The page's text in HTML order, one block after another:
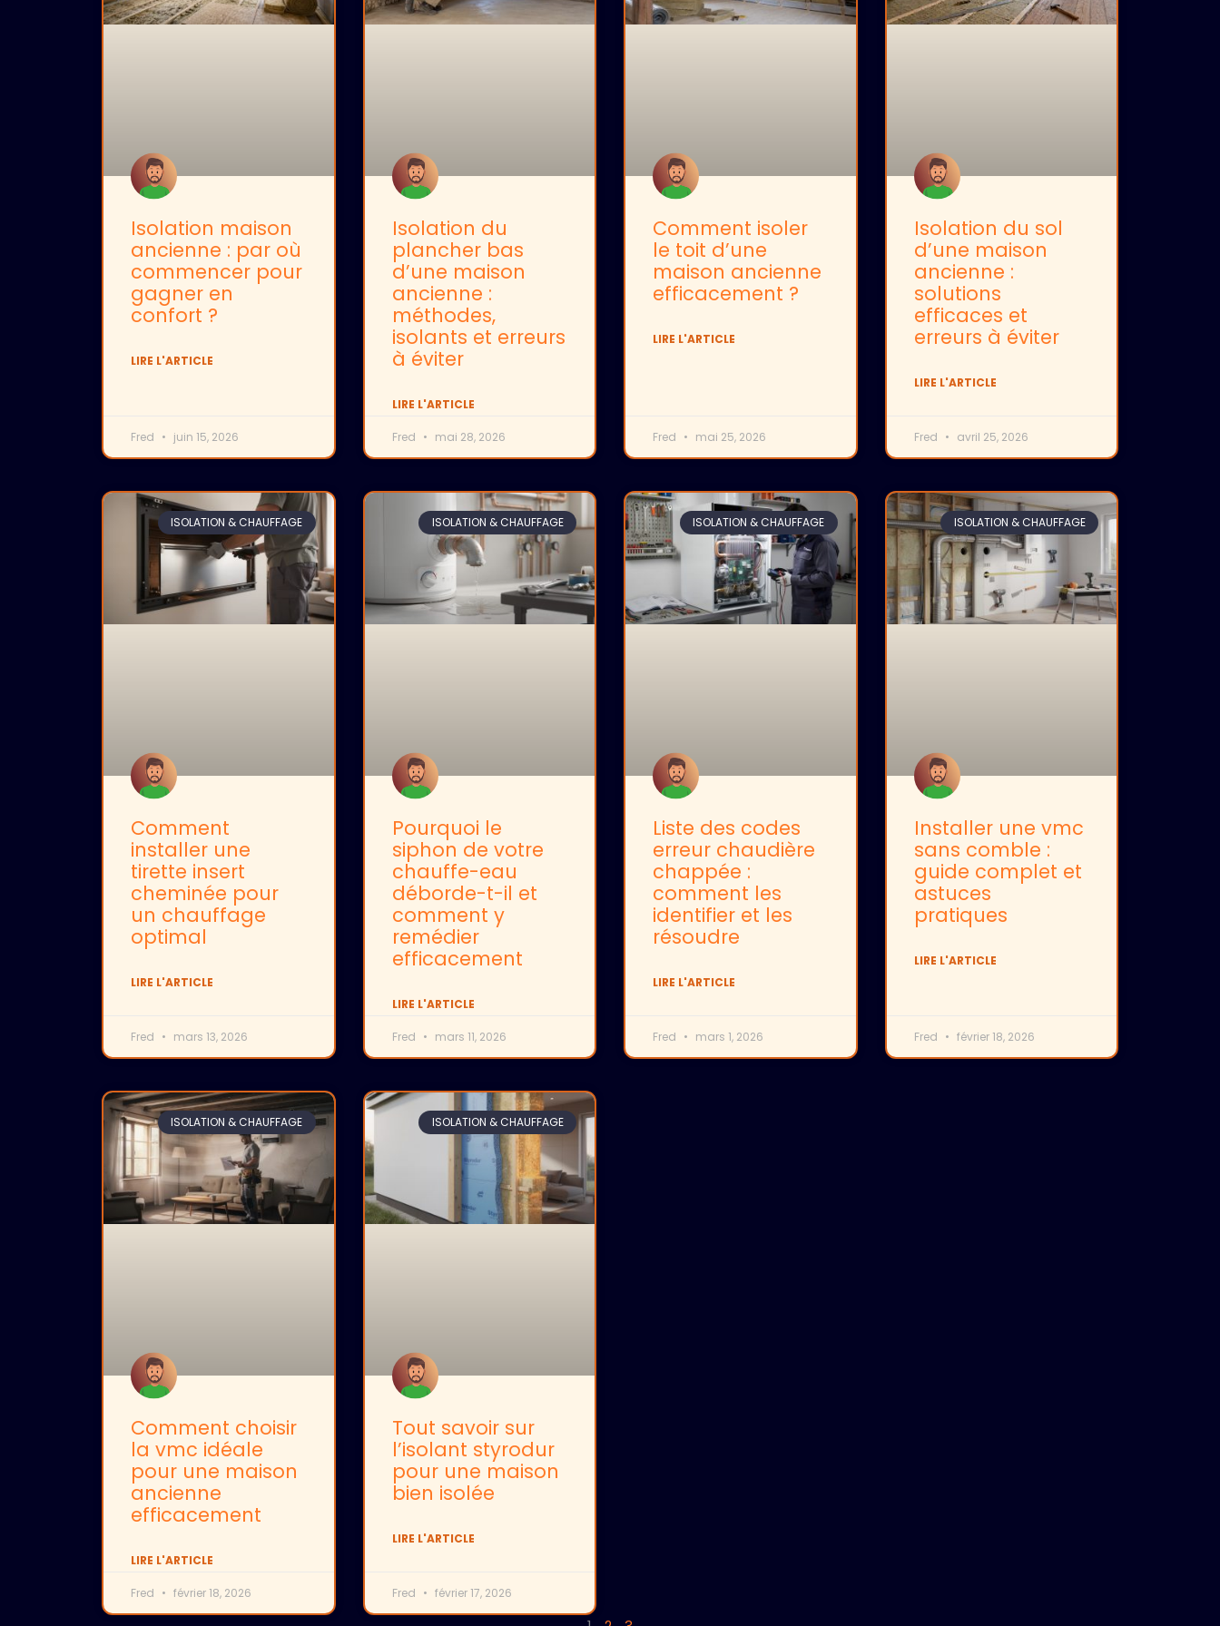
Isolation maison
ancienne : par où
commencer pour
gagner en
confort ?
LIRE L'ARTICLE
Fred juin 15, 2026
Isolation du
plancher bas
d’une maison
ancienne :
méthodes,
isolants et erreurs
à éviter
LIRE L'ARTICLE
Fred mai 28, 2026
Comment isoler
le toit d’une
maison ancienne
efficacement ?
LIRE L'ARTICLE
Fred mai 25, 2026
Isolation du sol
d’une maison
ancienne :
solutions
efficaces et
erreurs à éviter
LIRE L'ARTICLE
Fred avril 25, 2026
ISOLATION & CHAUFFAGE
Comment
installer une
tirette insert
cheminée pour
un chauffage
optimal
LIRE L'ARTICLE
Fred mars 13, 2026
ISOLATION & CHAUFFAGE
Pourquoi le
siphon de votre
chauffe-eau
déborde-t-il et
comment y
remédier
efficacement
LIRE L'ARTICLE
Fred mars 11, 2026
ISOLATION & CHAUFFAGE
Liste des codes
erreur chaudière
chappée :
comment les
identifier et les
résoudre
LIRE L'ARTICLE
Fred mars 1, 2026
ISOLATION & CHAUFFAGE
Installer une vmc
sans comble :
guide complet et
astuces
pratiques
LIRE L'ARTICLE
Fred février 18, 2026
ISOLATION & CHAUFFAGE
Comment choisir
la vmc idéale
pour une maison
ancienne
efficacement
LIRE L'ARTICLE
Fred février 18, 2026
ISOLATION & CHAUFFAGE
Tout savoir sur
l’isolant styrodur
pour une maison
bien isolée
LIRE L'ARTICLE
Fred février 17, 2026